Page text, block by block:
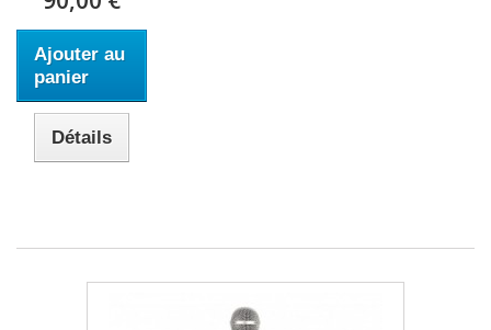
Ajouter au
panier
Détails